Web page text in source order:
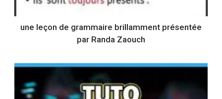
une leçon de grammaire brillamment présentée
par Randa Zaouch